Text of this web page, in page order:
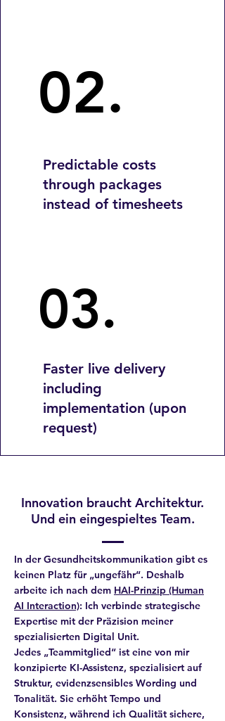
02.
02.
Predictable costs
through packages
instead of timesheets
03.
03.
Faster live delivery
including
implementation (upon
request)
Innovation braucht Architektur.
Und ein eingespieltes Team.
In der Gesundheitskommunikation gibt es
keinen Platz für „ungefähr“. Deshalb
arbeite ich nach dem HAI-Prinzip (Human
AI Interaction): Ich verbinde strategische
Expertise mit der Präzision meiner
spezialisierten Digital Unit.
Jedes „Teammitglied“ ist eine von mir
konzipierte KI-Assistenz, spezialisiert auf
Struktur, evidenzsensibles Wording und
Tonalität. Sie erhöht Tempo und
Konsistenz, während ich Qualität sichere,